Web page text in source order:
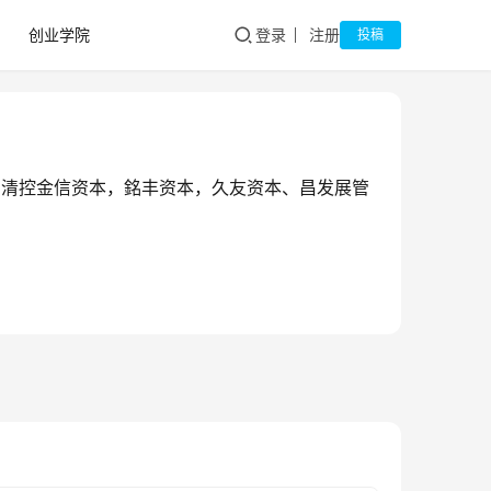
创业学院 登录 注册 投稿
控金信资本，銘丰资本，久友资本、昌发展管